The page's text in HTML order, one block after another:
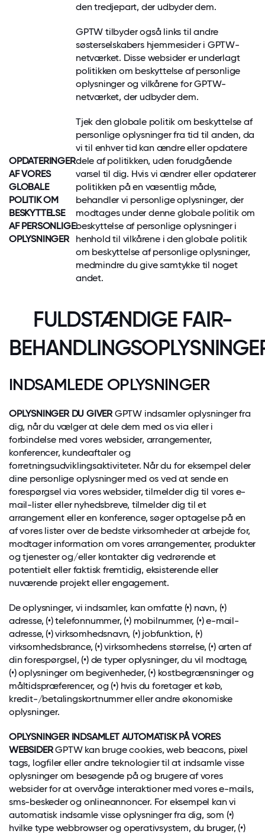
den tredjepart, der udbyder dem.
GPTW tilbyder også links til andre
søsterselskabers hjemmesider i GPTW-
netværket. Disse websider er underlagt
politikken om beskyttelse af personlige
oplysninger og vilkårene for GPTW-
netværket, der udbyder dem.
OPDATERINGER
AF VORES
GLOBALE
POLITIK OM
BESKYTTELSE
AF PERSONLIGE
OPLYSNINGER
Tjek den globale politik om beskyttelse af
personlige oplysninger fra tid til anden, da
vi til enhver tid kan ændre eller opdatere
dele af politikken, uden forudgående
varsel til dig. Hvis vi ændrer eller opdaterer
politikken på en væsentlig måde,
behandler vi personlige oplysninger, der
modtages under denne globale politik om
beskyttelse af personlige oplysninger i
henhold til vilkårene i den globale politik
om beskyttelse af personlige oplysninger,
medmindre du give samtykke til noget
andet.
FULDSTÆNDIGE FAIR-
INDSAMLEDE OPLYSNINGER
OPLYSNINGER DU GIVERGPTW indsamler oplysninger fra
dig, når du vælger at dele dem med os via eller i
forbindelse med vores websider, arrangementer,
konferencer, kundeaftaler og
forretningsudviklingsaktiviteter. Når du for eksempel deler
dine personlige oplysninger med os ved at sende en
forespørgsel via vores websider, tilmelder dig til vores e-
mail-lister eller nyhedsbreve, tilmelder dig til et
arrangement eller en konference, søger optagelse på en
af vores lister over de bedste virksomheder at arbejde for,
modtager information om vores arrangementer, produkter
og tjenester og/eller kontakter dig vedrørende et
potentielt eller faktisk fremtidig, eksisterende eller
nuværende projekt eller engagement.
De oplysninger, vi indsamler, kan omfatte (•) navn, (•)
adresse, (•) telefonnummer, (•) mobilnummer, (•) e-mail-
adresse, (•) virksomhedsnavn, (•) jobfunktion, (•)
virksomhedsbrance, (•) virksomhedens størrelse, (•) arten af
din forespørgsel, (•) de typer oplysninger, du vil modtage,
(•) oplysninger om begivenheder, (•) kostbegrænsninger og
måltidspræferencer, og (•) hvis du foretager et køb,
kredit-/betalingskortnummer eller andre økonomiske
oplysninger.
OPLYSNINGER INDSAMLET AUTOMATISK PÅ VORES
WEBSIDERGPTW kan bruge cookies, web beacons, pixel
tags, logfiler eller andre teknologier til at indsamle visse
oplysninger om besøgende på og brugere af vores
websider for at overvåge interaktioner med vores e-mails,
sms-beskeder og onlineannoncer. For eksempel kan vi
automatisk indsamle visse oplysninger fra dig, som (•)
hvilke type webbrowser og operativsystem, du bruger, (•)